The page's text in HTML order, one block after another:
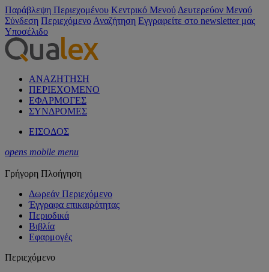
Παράβλεψη Περιεχομένου Κεντρικό Μενού Δευτερεύον Μενού
Σύνδεση Περιεχόμενο Αναζήτηση Εγγραφείτε στο newsletter μας
Υποσέλιδο
ΑΝΑΖΗΤΗΣΗ
ΠΕΡΙΕΧΟΜΕΝΟ
ΕΦΑΡΜΟΓΕΣ
ΣΥΝΔΡΟΜΕΣ
ΕΙΣΟΔΟΣ
opens mobile menu
Γρήγορη Πλοήγηση
Δωρεάν Περιεχόμενο
Έγγραφα επικαιρότητας
Περιοδικά
Βιβλία
Εφαρμογές
Περιεχόμενο